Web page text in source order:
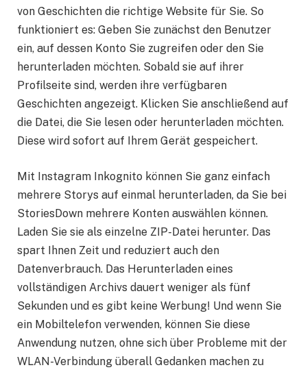
von Geschichten die richtige Website für Sie. So
funktioniert es: Geben Sie zunächst den Benutzer
ein, auf dessen Konto Sie zugreifen oder den Sie
herunterladen möchten. Sobald sie auf ihrer
Profilseite sind, werden ihre verfügbaren
Geschichten angezeigt. Klicken Sie anschließend auf
die Datei, die Sie lesen oder herunterladen möchten.
Diese wird sofort auf Ihrem Gerät gespeichert.
Mit Instagram Inkognito können Sie ganz einfach
mehrere Storys auf einmal herunterladen, da Sie bei
StoriesDown mehrere Konten auswählen können.
Laden Sie sie als einzelne ZIP-Datei herunter. Das
spart Ihnen Zeit und reduziert auch den
Datenverbrauch. Das Herunterladen eines
vollständigen Archivs dauert weniger als fünf
Sekunden und es gibt keine Werbung! Und wenn Sie
ein Mobiltelefon verwenden, können Sie diese
Anwendung nutzen, ohne sich über Probleme mit der
WLAN-Verbindung überall Gedanken machen zu